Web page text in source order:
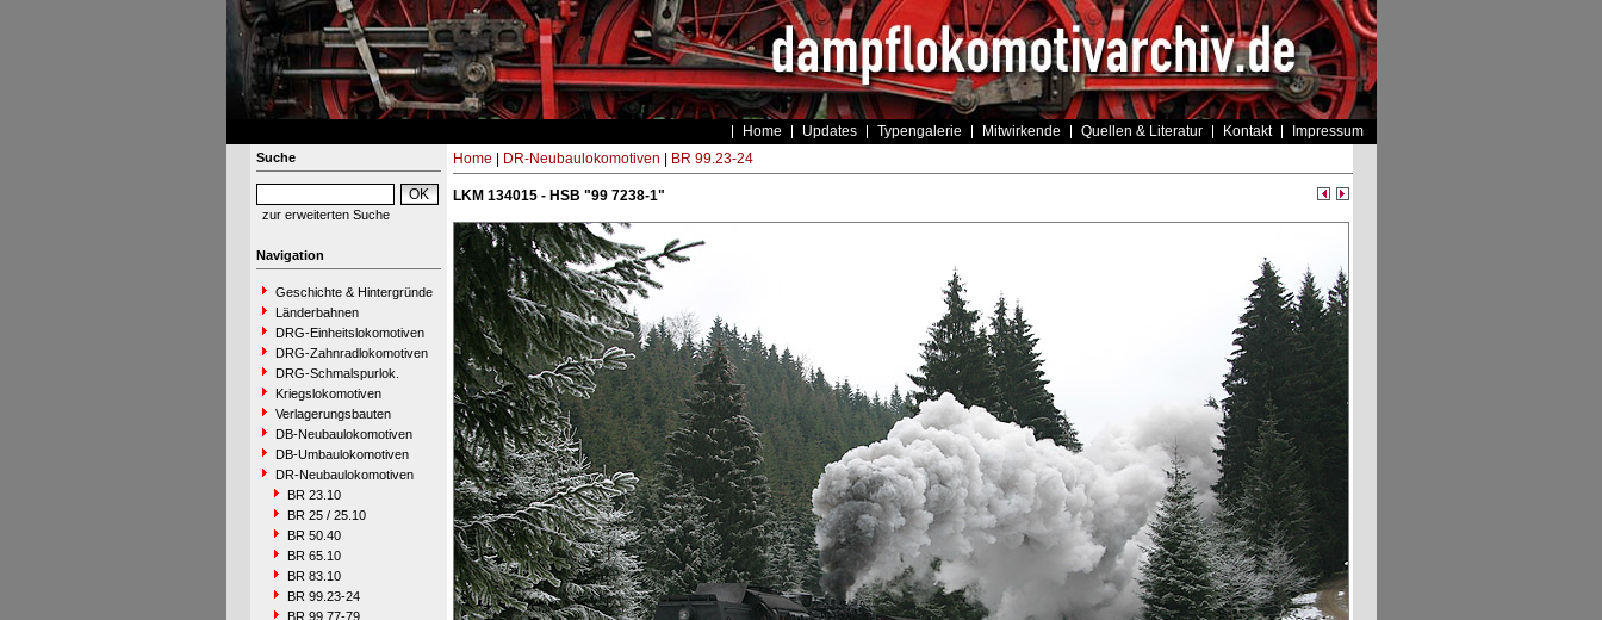
Home Updates Typengalerie Mitwirkende Quellen & Literatur Kontakt Impressum
Suche
zur erweiterten Suche
Navigation
Geschichte & Hintergründe
Länderbahnen
DRG-Einheitslokomotiven
DRG-Zahnradlokomotiven
DRG-Schmalspurlok.
Kriegslokomotiven
Verlagerungsbauten
DB-Neubaulokomotiven
DB-Umbaulokomotiven
DR-Neubaulokomotiven
BR 23.10
BR 25 / 25.10
BR 50.40
BR 65.10
BR 83.10
BR 99.23-24
BR 99.77-79
Home DR-Neubaulokomotiven BR 99.23-24
LKM 134015 - HSB "99 7238-1"